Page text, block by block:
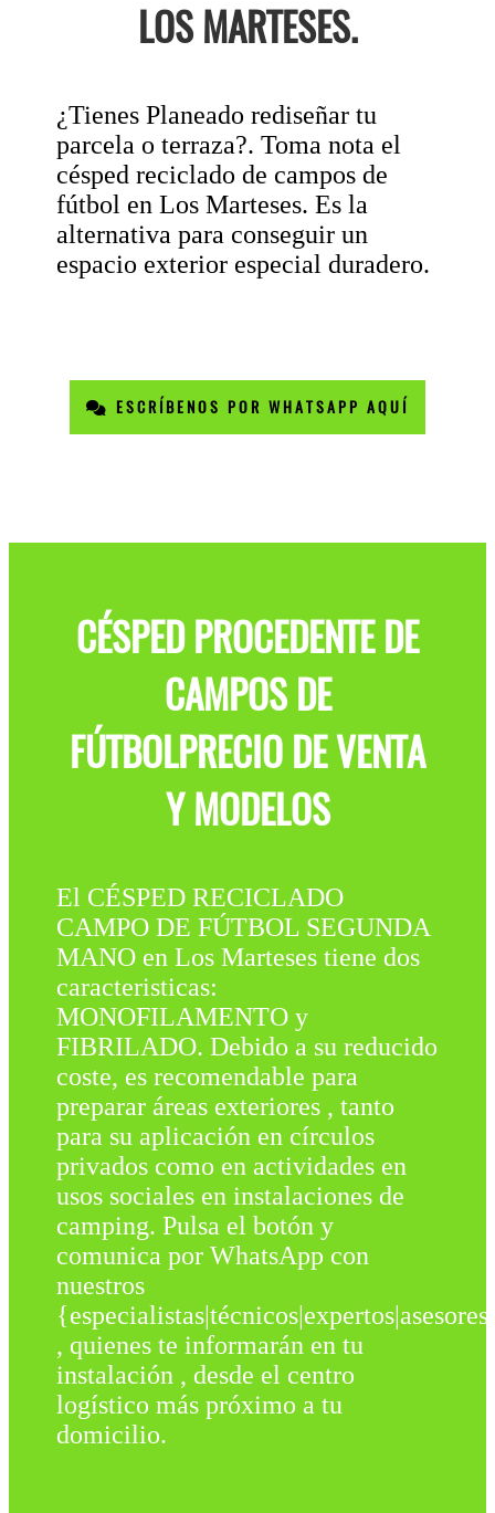
LOS MARTESES.
¿Tienes Planeado rediseñar tu
parcela o terraza?. Toma nota el
césped reciclado de campos de
fútbol en Los Marteses. Es la
alternativa para conseguir un
espacio exterior especial duradero.
ESCRÍBENOS POR WHATSAPP AQUÍ
CÉSPED PROCEDENTE DE
CAMPOS DE
FÚTBOLPRECIO DE VENTA
Y MODELOS
El CÉSPED RECICLADO
CAMPO DE FÚTBOL SEGUNDA
MANO en Los Marteses tiene dos
caracteristicas:
MONOFILAMENTO y
FIBRILADO. Debido a su reducido
coste, es recomendable para
preparar áreas exteriores , tanto
para su aplicación en círculos
privados como en actividades en
usos sociales en instalaciones de
camping. Pulsa el botón y
comunica por WhatsApp con
nuestros
{especialistas|técnicos|expertos|asesores
, quienes te informarán en tu
instalación , desde el centro
logístico más próximo a tu
domicilio.